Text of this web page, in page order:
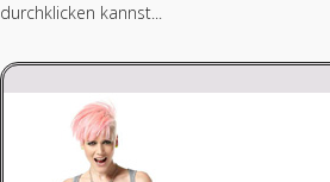
durchklicken kannst...